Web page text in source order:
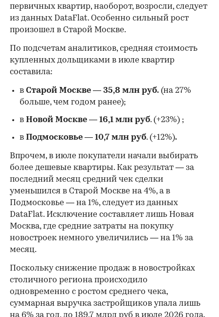
первичных квартир, наоборот, возросли, следует
из данных DataFlat. Особенно сильный рост
произошел в Старой Москве.
По подсчетам аналитиков, средняя стоимость
купленных дольщиками в июле квартир
составила:
в Старой Москве — 35,8 млн руб. (на 27%
больше, чем годом ранее);
в Новой Москве — 16,1 млн руб. (+23%) ;
в Подмосковье — 10,7 млн руб. (+12%).
Впрочем, в июле покупатели начали выбирать
более дешевые квартиры. Как результат — за
последний месяц средний чек сделки
уменьшился в Старой Москве на 4%, а в
Подмосковье — на 1%, следует из данных
DataFlat. Исключение составляет лишь Новая
Москва, где средние затраты на покупку
новостроек немного увеличились — на 1% за
месяц.
Поскольку снижение продаж в новостройках
столичного региона происходило
одновременно с ростом среднего чека,
суммарная выручка застройщиков упала лишь